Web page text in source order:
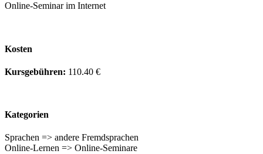
Online-Seminar im Internet
Kosten
Kursgebühren: 110.40 €
Kategorien
Sprachen => andere Fremdsprachen
Online-Lernen => Online-Seminare